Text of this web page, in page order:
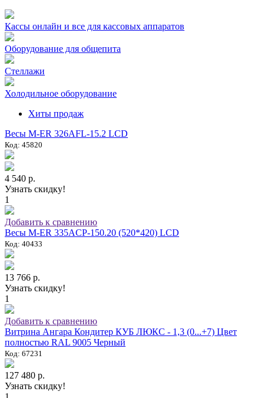
Кассы онлайн и все для кассовых аппаратов
Оборудование для общепита
Стеллажи
Холодильное оборудование
Хиты продаж
Весы M-ER 326AFL-15.2 LCD
Код: 45820
4 540 р.
Узнать скидку!
1
Добавить к сравнению
Весы M-ER 335ACP-150.20 (520*420) LCD
Код: 40433
13 766 р.
Узнать скидку!
1
Добавить к сравнению
Витрина Ангара Кондитер КУБ ЛЮКС - 1,3 (0...+7) Цвет
полностью RAL 9005 Черный
Код: 67231
127 480 р.
Узнать скидку!